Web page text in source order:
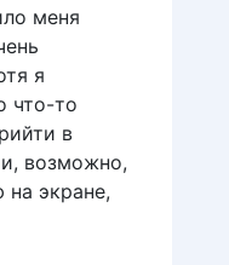
меня
я
что-то
в
возможно,
экране,